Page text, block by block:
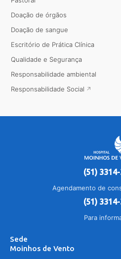
Doação de órgãos
Doação de sangue
Escritório de Prática Clínica
Qualidade e Segurança
Responsabilidade ambiental
Responsabilidade Social
(51)
Agendamento de
(51)
Para
Sede
Moinhos de Vento